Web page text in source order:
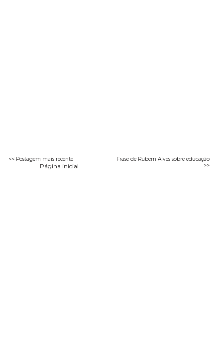
<< Postagem mais recente
Frase de Rubem Alves sobre educação
>>
Página inicial